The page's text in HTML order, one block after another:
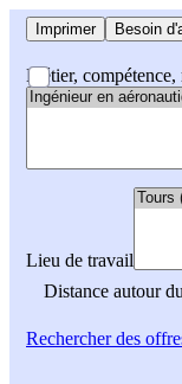
Imprimer Besoin
Métier,
Lieu de travail
Distance autour
Rechercherdes